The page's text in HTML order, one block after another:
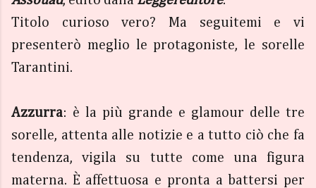
Titolo curioso vero? Ma seguitemi e vi
presenterò meglio le protagoniste, le sorelle
Tarantini.
Azzurra: è la più grande e glamour delle tre
sorelle, attenta alle notizie e a tutto ciò che fa
tendenza, vigila su tutte come una figura
materna. È affettuosa e pronta a battersi per